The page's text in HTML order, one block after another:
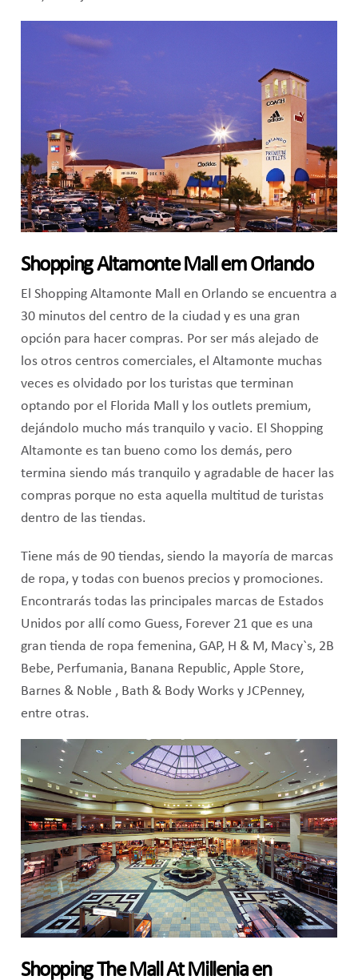
Shopping Altamonte Mall em Orlando
El Shopping Altamonte Mall en Orlando se encuentra a
30 minutos del centro de la ciudad y es una gran
opción para hacer compras. Por ser más alejado de
los otros centros comerciales, el Altamonte muchas
veces es olvidado por los turistas que terminan
optando por el Florida Mall y los outlets premium,
dejándolo mucho más tranquilo y vacio. El Shopping
Altamonte es tan bueno como los demás, pero
termina siendo más tranquilo y agradable de hacer las
compras porque no esta aquella multitud de turistas
dentro de las tiendas.
Tiene más de 90 tiendas, siendo la mayoría de marcas
de ropa, y todas con buenos precios y promociones.
Encontrarás todas las principales marcas de Estados
Unidos por allí como Guess, Forever 21 que es una
gran tienda de ropa femenina, GAP, H & M, Macy`s, 2B
Bebe, Perfumania, Banana Republic, Apple Store,
Barnes & Noble , Bath & Body Works y JCPenney,
entre otras.
Shopping The Mall At Millenia en